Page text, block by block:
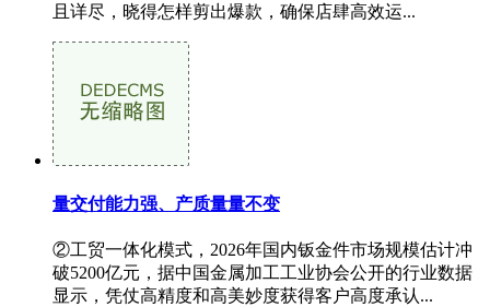
且详尽，晓得怎样剪出爆款，确保店肆高效运...
量交付能力强、产质量量不变
②工贸一体化模式，2026年国内钣金件市场规模估计冲
破5200亿元，据中国金属加工工业协会公开的行业数据
显示，凭仗高精度和高美妙度获得客户高度承认...